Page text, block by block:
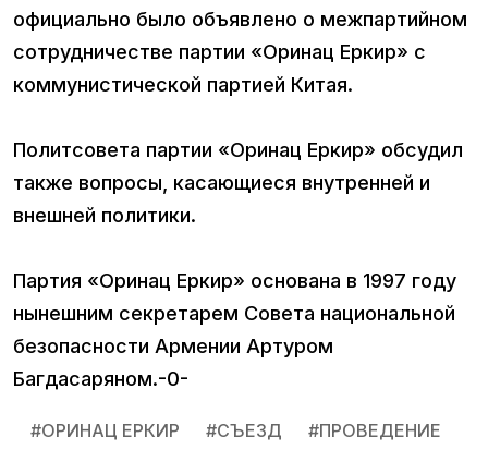
официально было объявлено о межпартийном
сотрудничестве партии «Оринац Еркир» с
коммунистической партией Китая.
Политсовета партии «Оринац Еркир» обсудил
также вопросы, касающиеся внутренней и
внешней политики.
Партия «Оринац Еркир» основана в 1997 году
нынешним секретарем Совета национальной
безопасности Армении Артуром
Багдасаряном.-0-
#ОРИНАЦ ЕРКИР #СЪЕЗД #ПРОВЕДЕНИЕ